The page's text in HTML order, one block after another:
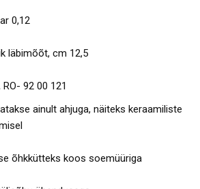
0,12
läbimõõt, cm 12,5
92 00 121
ainult ahjuga, näiteks keraamiliste
õhkkütteks koos soemüüriga